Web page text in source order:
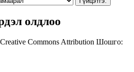
олдлоо
Creative Commons Attribution Шошго: